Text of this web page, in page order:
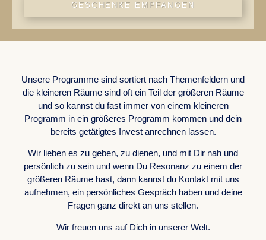
GESCHENKE EMPFANGEN
Unsere Programme sind sortiert nach Themenfeldern und
die kleineren Räume sind oft ein Teil der größeren Räume
und so kannst du fast immer von einem kleineren
Programm in ein größeres Programm kommen und dein
bereits getätigtes Invest anrechnen lassen.
Wir lieben es zu geben, zu dienen, und mit Dir nah und
persönlich zu sein und wenn Du Resonanz zu einem der
größeren Räume hast, dann kannst du Kontakt mit uns
aufnehmen, ein persönliches Gespräch haben und deine
Fragen ganz direkt an uns stellen.
Wir freuen uns auf Dich in unserer Welt.